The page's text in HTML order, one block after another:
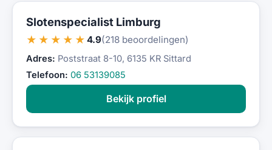
Slotenspecialist Limburg
★★★★★ 4.9(218 beoordelingen)
Adres: Poststraat 8-10, 6135 KR Sittard
Telefoon: 06 53139085
Bekijk profiel